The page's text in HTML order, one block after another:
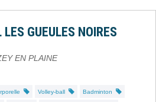
LES GUEULES NOIRES
EN PLAINE
Volley-ball Badminton